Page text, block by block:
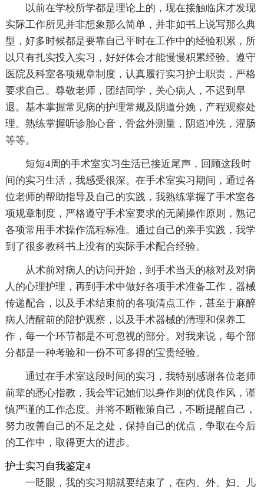
以前在学校所学都是理论上的，现在接触临床才发现
实际工作所见并非想象那么简单，并非如书上说写那么典
型，好多时候都是要靠自己平时在工作中的经验积累，所
以只有扎实投入实习，好好体会才能慢慢积累经验。遵守
医院及科室各项规章制度，认真履行实习护士职责，严格
要求自己。尊敬老师，团结同学，关心病人，不迟到早
退。基本掌握常见病的护理常规及阴道分娩，产程观察处
理。熟练掌握听诊胎心音，骨盆外测量，阴道冲洗，灌肠
等等。
短短4周的手术室实习生活已接近尾声，回顾这段时
间的实习生活，我感受很深。在手术室实习期间，通过各
位老师的帮助指导及自己的实践，我熟练掌握了手术室各
项规章制度，严格遵守手术室要求的无菌操作原则，熟记
各项常用手术操作流程标准。通过自己的亲手实践，我学
到了很多教科书上没有的实际手术配合经验。
从术前对病人的访问开始，到手术当天的核对及对病
人的心理护理，再到手术中做好各项手术准备工作，器械
传递配合，以及手术结束前的各项清点工作，甚至于麻醉
病人清醒前的陪护观察，以及手术器械的清理和保养工
作，每一个环节都是不可忽视的部分。对我来说，每个部
分都是一种考验和一份不可多得的宝贵经验。
通过在手术室这段时间的实习，我特别感谢各位老师
前辈的悉心指教，我会牢记她们以身作则的优良作风，谨
慎严谨的工作态度。并将不断鞭策自己，不断提醒自己，
努力改善自己的不足之处，保持自己的优点，争取在今后
的工作中，取得更大的进步。
护士实习自我鉴定4
一眨眼，我的实习期就要结束了，在内、外、妇、儿